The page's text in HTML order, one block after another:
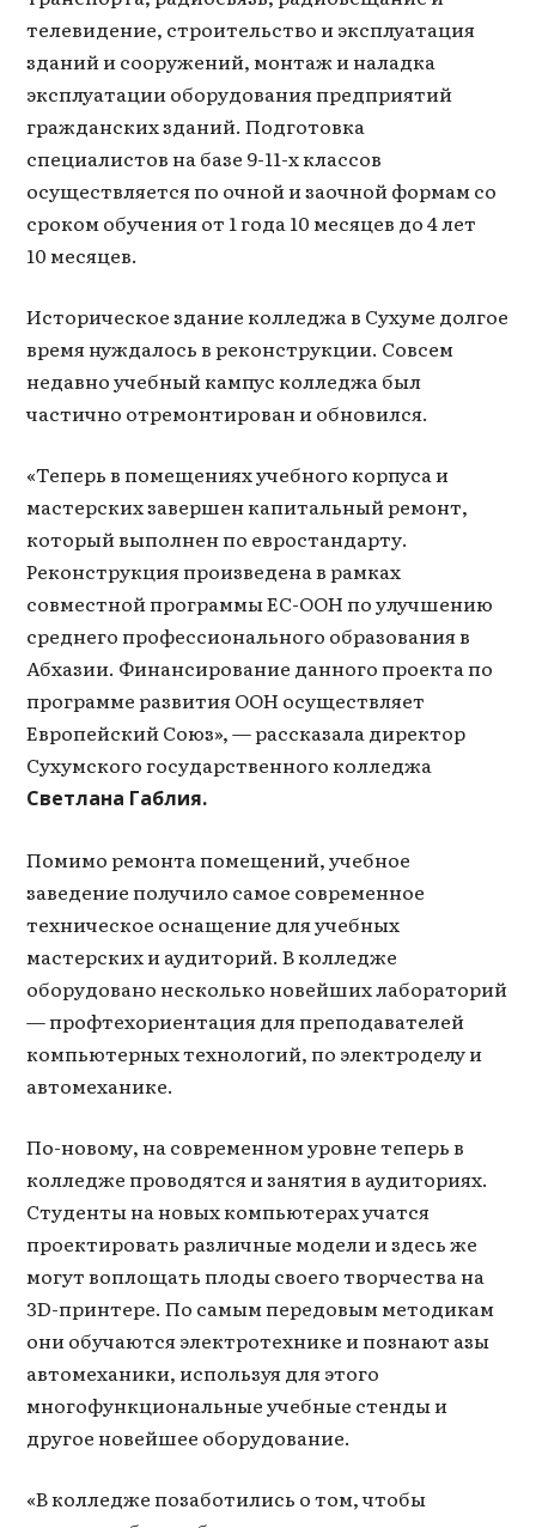
телевидение, строительство и эксплуатация
зданий и сооружений, монтаж и наладка
эксплуатации оборудования предприятий
гражданских зданий. Подготовка
специалистов на базе 9-11-х классов
осуществляется по очной и заочной формам со
сроком обучения от 1 года 10 месяцев до 4 лет
10 месяцев.
Историческое здание колледжа в Сухуме долгое
время нуждалось в реконструкции. Совсем
недавно учебный кампус колледжа был
частично отремонтирован и обновился.
«Теперь в помещениях учебного корпуса и
мастерских завершен капитальный ремонт,
который выполнен по евростандарту.
Реконструкция произведена в рамках
совместной программы ЕС-ООН по улучшению
среднего профессионального образования в
Абхазии. Финансирование данного проекта по
программе развития ООН осуществляет
Европейский Союз», — рассказала директор
Сухумского государственного колледжа
Светлана Габлия.
Помимо ремонта помещений, учебное
заведение получило самое современное
техническое оснащение для учебных
мастерских и аудиторий. В колледже
оборудовано несколько новейших лабораторий
— профтехориентация для преподавателей
компьютерных технологий, по электроделу и
автомеханике.
По-новому, на современном уровне теперь в
колледже проводятся и занятия в аудиториях.
Студенты на новых компьютерах учатся
проектировать различные модели и здесь же
могут воплощать плоды своего творчества на
3D-принтере. По самым передовым методикам
они обучаются электротехнике и познают азы
автомеханики, используя для этого
многофункциональные учебные стенды и
другое новейшее оборудование.
«В колледже позаботились о том, чтобы